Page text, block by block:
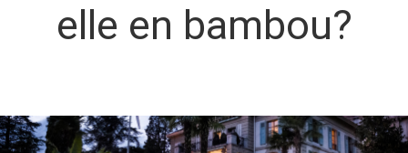
elle en bambou?